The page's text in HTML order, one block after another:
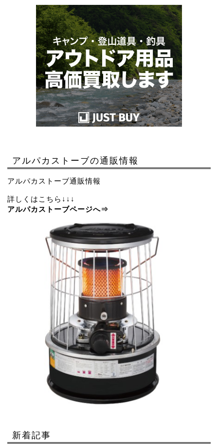
アルパカストーブの通販情報
アルパカストーブ通販情報
詳しくはこちら↓↓↓
アルパカストーブページへ⇒
新着記事